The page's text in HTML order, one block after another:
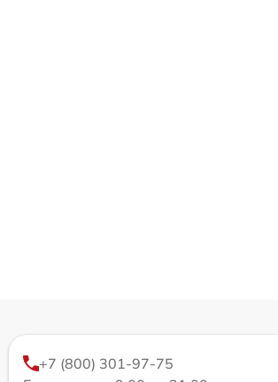
+7 (800) 301-97-75